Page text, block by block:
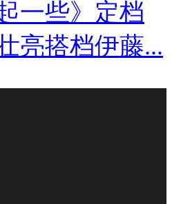
一些》定档
亮搭档伊藤...